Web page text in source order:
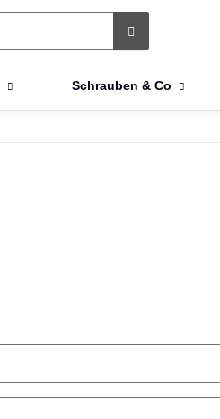
Schrauben & Co